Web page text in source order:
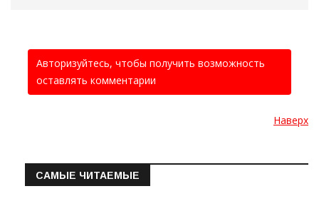
Авторизуйтесь, чтобы получить возможность
оставлять комментарии
Наверх
САМЫЕ ЧИТАЕМЫЕ